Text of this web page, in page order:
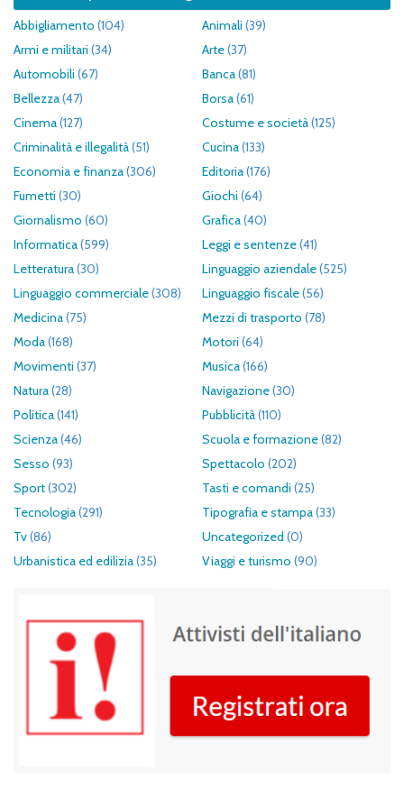
Abbigliamento (104) Animali (39)
Armi e militari (34) Arte(37)
Automobili (67) Banca(81)
Bellezza(47) Borsa(61)
Cinema(127) Costume e società(125)
Criminalità e illegalità(51) Cucina(133)
Economia e finanza(306) Editoria(176)
Fumetti (30) Giochi (64)
Giornalismo (60) Grafica(40)
Informatica(599) Leggi e sentenze(41)
Letteratura(30) Linguaggio aziendale(525)
Linguaggio commerciale(308) Linguaggio fiscale(56)
Medicina(75) Mezzi di trasporto (78)
Moda(168) Motori (64)
Movimenti (37) Musica(166)
Natura(28) Navigazione(30)
Politica(141) Pubblicità(110)
Scienza(46) Scuola e formazione(82)
Sesso (93) Spettacolo (202)
Sport(302) Tasti e comandi (25)
Tecnologia(291) Tipografia e stampa(33)
Tv(86) Uncategorized (0)
Urbanistica ed edilizia(35) Viaggi e turismo (90)